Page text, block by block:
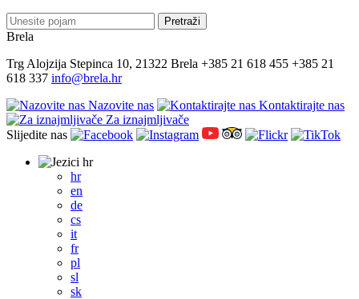
Brela
Trg Alojzija Stepinca 10, 21322 Brela +385 21 618 455 +385 21
618 337 info@brela.hr
Nazovite nas
Kontaktirajte nas
Za iznajmljivače
Slijedite nas
hr
hr
en
de
cs
it
fr
pl
sl
sk